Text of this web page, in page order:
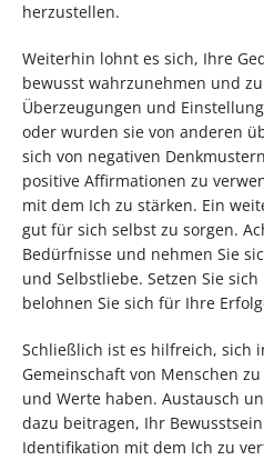
herzustellen.
Weiterhin lohnt es sich, Ihre
bewusst wahrzunehmen und
Überzeugungen und
oder wurden sie von anderen
sich von negativen
positive Affirmationen zu
mit dem Ich zu stärken. Ein
gut für sich selbst zu sorgen.
Bedürfnisse und nehmen Sie
und Selbstliebe. Setzen Sie
belohnen Sie sich für Ihre
Schließlich ist es hilfreich, sich
Gemeinschaft von Menschen
und Werte haben. Austausch
dazu beitragen, Ihr
Identifikation mit dem Ich zu